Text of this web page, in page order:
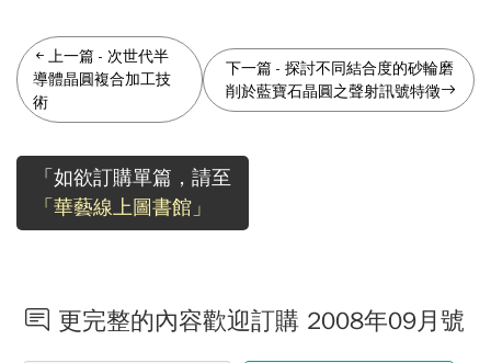
上一篇 - 次世代半
導體晶圓複合加工技
術
下一篇- 探討不同結合度的砂輪磨
削於藍寶石晶圓之聲射訊號特徵
「如欲訂購單篇，請至
「華藝線上圖書館」
更完整的內容歡迎訂購 2008年09月號